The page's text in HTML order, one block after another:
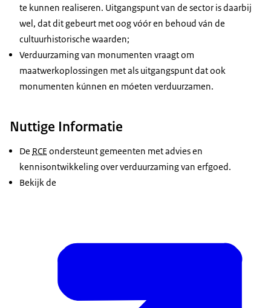
te kunnen realiseren. Uitgangspunt van de sector is daarbij
wel, dat dit gebeurt met oog vóór en behoud ván de
cultuurhistorische waarden;
Verduurzaming van monumenten vraagt om
maatwerkoplossingen met als uitgangspunt dat ook
monumenten kúnnen en móeten verduurzamen.
Nuttige Informatie
De RCE ondersteunt gemeenten met advies en
kennisontwikkeling over verduurzaming van erfgoed.
Bekijk de